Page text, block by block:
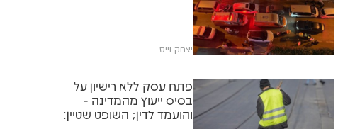
יצחק וייס
פתח עסק ללא רישיון על
בסיס ייעוץ מהמדינה -
והועמד לדין; השופט שטיין: